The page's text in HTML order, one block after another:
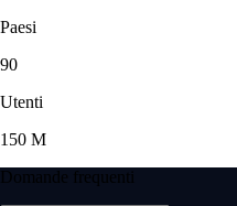
Paesi
90
Utenti
150 M
Domande frequenti